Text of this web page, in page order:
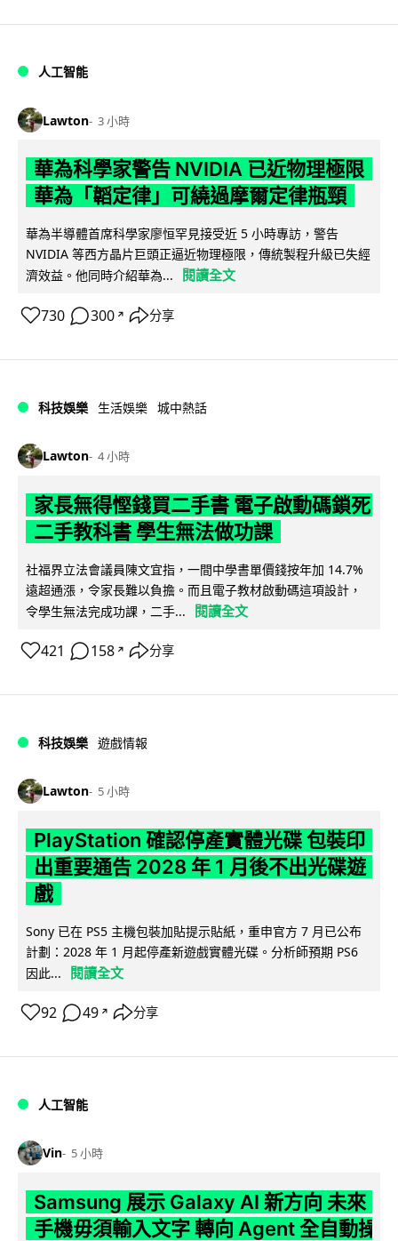
人工智能
Lawton 3 小時
華為科學家警告 NVIDIA 已近物理極限
華為「韜定律」可繞過摩爾定律瓶頸
華為半導體首席科學家廖恒罕見接受近 5 小時專訪，警告
NVIDIA 等西方晶片巨頭正逼近物理極限，傳統製程升級已失經
濟效益。他同時介紹華為...
閱讀全文
730 300 ↗ 分享
科技娛樂 生活娛樂 城中熱話
Lawton 4 小時
家長無得慳錢買二手書 電子啟動碼鎖死
二手教科書 學生無法做功課
社福界立法會議員陳文宜指，一間中學書單價錢按年加 14.7%
遠超通漲，令家長難以負擔。而且電子教材啟動碼這項設計，
令學生無法完成功課，二手...
閱讀全文
421 158 ↗ 分享
科技娛樂 遊戲情報
Lawton 5 小時
PlayStation 確認停產實體光碟 包裝印
出重要通告 2028 年 1 月後不出光碟遊
戲
Sony 已在 PS5 主機包裝加貼提示貼紙，重申官方 7 月已公布
計劃：2028 年 1 月起停產新遊戲實體光碟。分析師預期 PS6
因此...
閱讀全文
92 49 ↗ 分享
人工智能
Vin 5 小時
Samsung 展示 Galaxy AI 新方向 未來
手機毋須輸入文字 轉向 Agent 全自動操